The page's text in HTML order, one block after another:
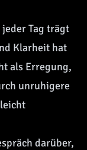
Tag trägt
Klarheit hat
als Erregung,
unruhigere
darüber,